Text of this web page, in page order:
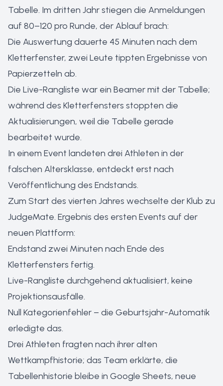
Tabelle. Im dritten Jahr stiegen die Anmeldungen
auf 80–120 pro Runde, der Ablauf brach:
Die Auswertung dauerte 45 Minuten nach dem
Kletterfenster, zwei Leute tippten Ergebnisse von
Papierzetteln ab.
Die Live-Rangliste war ein Beamer mit der Tabelle;
während des Kletterfensters stoppten die
Aktualisierungen, weil die Tabelle gerade
bearbeitet wurde.
In einem Event landeten drei Athleten in der
falschen Altersklasse, entdeckt erst nach
Veröffentlichung des Endstands.
Zum Start des vierten Jahres wechselte der Klub zu
JudgeMate. Ergebnis des ersten Events auf der
neuen Plattform:
Endstand zwei Minuten nach Ende des
Kletterfensters fertig.
Live-Rangliste durchgehend aktualisiert, keine
Projektionsausfälle.
Null Kategorienfehler – die Geburtsjahr-Automatik
erledigte das.
Drei Athleten fragten nach ihrer alten
Wettkampfhistorie; das Team erklärte, die
Tabellenhistorie bleibe in Google Sheets, neue